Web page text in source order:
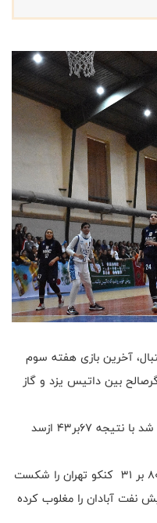
آخرین بازی هفته سوم
بین داتیس یزد و گاز
در پایان این دیدار تیم گاز تهران موفق شد با نتیجه ۶۷بر۴۳ ازسد
پیشتر بینالود خودرو نیشابور با نتیجه ۸۰ بر ۳۱ کنکو تهران را شکست
۶۳ بر۳۰ تیم پالایش نفت آبادان را مغلوب کرده